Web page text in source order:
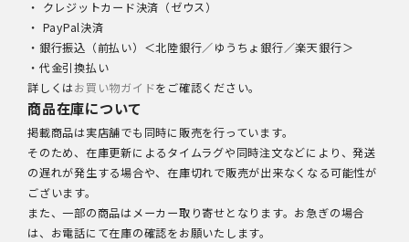
・ クレジットカード決済（ゼウス）
・ PayPal決済
・銀行振込（前払い）＜北陸銀行／ゆうちょ銀行／楽天銀行＞
・代金引換払い
詳しくはお買い物ガイドをご確認ください。
商品在庫について
掲載商品は実店舗でも同時に販売を行っています。
そのため、在庫更新によるタイムラグや同時注文などにより、発送
の遅れが発生する場合や、在庫切れで販売が出来なくなる可能性が
ございます。
また、一部の商品はメーカー取り寄せとなります。お急ぎの場合
は、お電話にて在庫の確認をお願いたします。